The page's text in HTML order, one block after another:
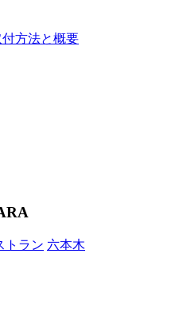
方法と概要
トラン 六本木